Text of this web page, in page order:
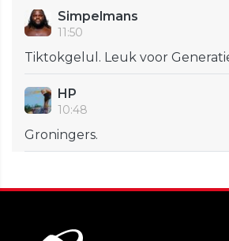
Simpelmans
11:50
Tiktokgelul. Leuk voor
HP
10:48
Groningers.